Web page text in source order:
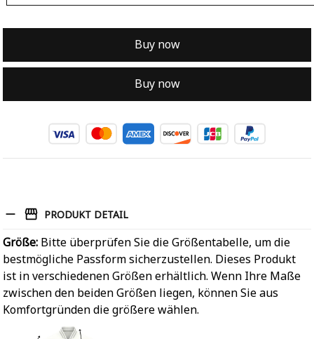
Buy now
Buy now
PRODUKT DETAIL
Größe: Bitte überprüfen Sie die Größentabelle, um die
bestmögliche Passform sicherzustellen. Dieses Produkt
ist in verschiedenen Größen erhältlich. Wenn Ihre Maße
zwischen den beiden Größen liegen, können Sie aus
Komfortgründen die größere wählen.